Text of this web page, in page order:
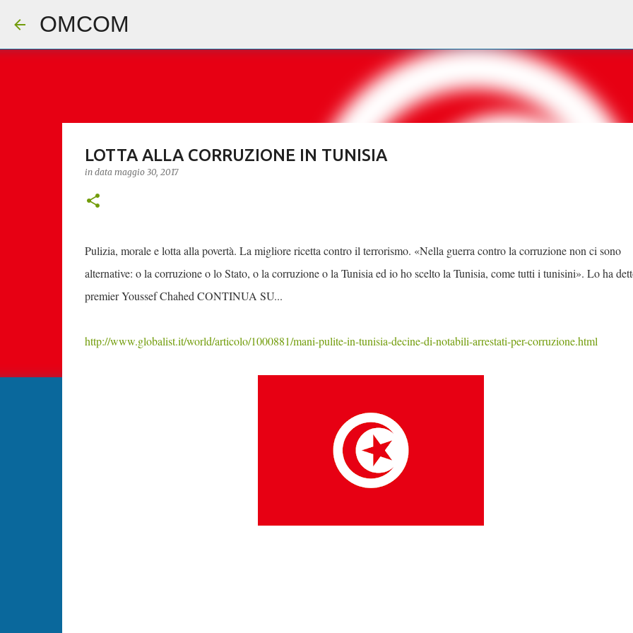
OMCOM
LOTTA ALLA CORRUZIONE IN TUNISIA
in data maggio 30, 2017
Pulizia, morale e lotta alla povertà. La migliore ricetta contro il terrorismo. «Nella guerra contro la corruzione non ci sono
alternative: o la corruzione o lo Stato, o la corruzione o la Tunisia ed io ho scelto la Tunisia, come tutti i tunisini». Lo ha
premier Youssef Chahed CONTINUA SU...
http://www.globalist.it/world/articolo/1000881/mani-pulite-in-tunisia-decine-di-notabili-arrestati-per-corruzione.html